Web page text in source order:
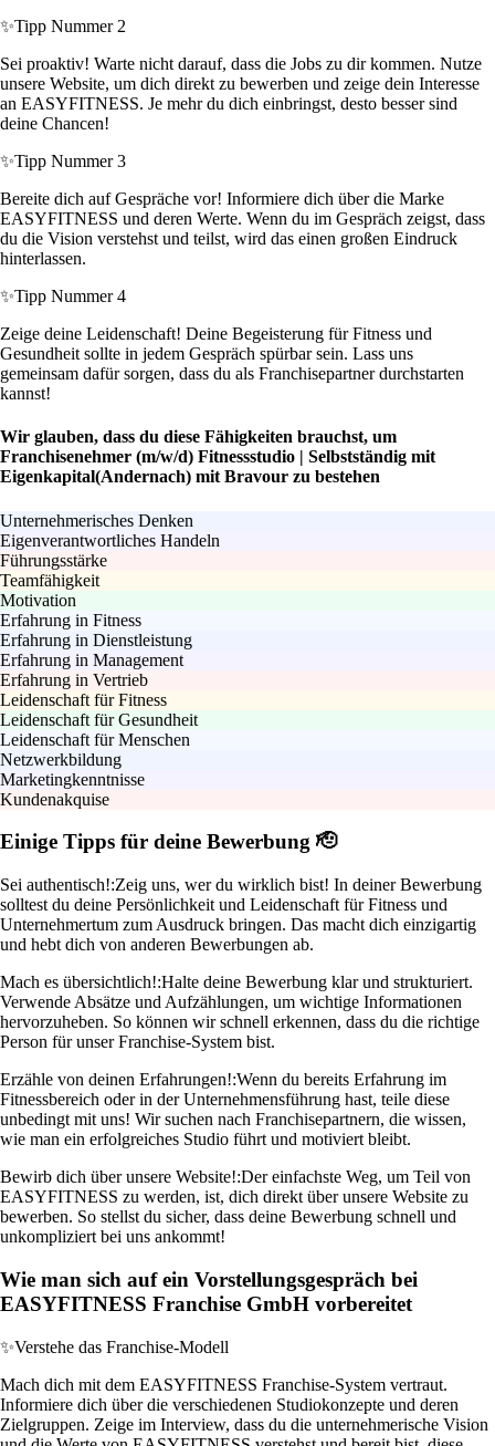
✨Tipp Nummer 2
Sei proaktiv! Warte nicht darauf, dass die Jobs zu dir kommen. Nutze
unsere Website, um dich direkt zu bewerben und zeige dein Interesse
an EASYFITNESS. Je mehr du dich einbringst, desto besser sind
deine Chancen!
✨Tipp Nummer 3
Bereite dich auf Gespräche vor! Informiere dich über die Marke
EASYFITNESS und deren Werte. Wenn du im Gespräch zeigst, dass
du die Vision verstehst und teilst, wird das einen großen Eindruck
hinterlassen.
✨Tipp Nummer 4
Zeige deine Leidenschaft! Deine Begeisterung für Fitness und
Gesundheit sollte in jedem Gespräch spürbar sein. Lass uns
gemeinsam dafür sorgen, dass du als Franchisepartner durchstarten
kannst!
Wir glauben, dass du diese Fähigkeiten brauchst, um
Franchisenehmer (m/w/d) Fitnessstudio | Selbstständig mit
Eigenkapital(Andernach) mit Bravour zu bestehen
Unternehmerisches Denken
Eigenverantwortliches Handeln
Führungsstärke
Teamfähigkeit
Motivation
Erfahrung in Fitness
Erfahrung in Dienstleistung
Erfahrung in Management
Erfahrung in Vertrieb
Leidenschaft für Fitness
Leidenschaft für Gesundheit
Leidenschaft für Menschen
Netzwerkbildung
Marketingkenntnisse
Kundenakquise
Einige Tipps für deine Bewerbung 🫡
Sei authentisch!:Zeig uns, wer du wirklich bist! In deiner Bewerbung
solltest du deine Persönlichkeit und Leidenschaft für Fitness und
Unternehmertum zum Ausdruck bringen. Das macht dich einzigartig
und hebt dich von anderen Bewerbungen ab.
Mach es übersichtlich!:Halte deine Bewerbung klar und strukturiert.
Verwende Absätze und Aufzählungen, um wichtige Informationen
hervorzuheben. So können wir schnell erkennen, dass du die richtige
Person für unser Franchise-System bist.
Erzähle von deinen Erfahrungen!:Wenn du bereits Erfahrung im
Fitnessbereich oder in der Unternehmensführung hast, teile diese
unbedingt mit uns! Wir suchen nach Franchisepartnern, die wissen,
wie man ein erfolgreiches Studio führt und motiviert bleibt.
Bewirb dich über unsere Website!:Der einfachste Weg, um Teil von
EASYFITNESS zu werden, ist, dich direkt über unsere Website zu
bewerben. So stellst du sicher, dass deine Bewerbung schnell und
unkompliziert bei uns ankommt!
Wie man sich auf ein Vorstellungsgespräch bei
EASYFITNESS Franchise GmbH vorbereitet
✨Verstehe das Franchise-Modell
Mach dich mit dem EASYFITNESS Franchise-System vertraut.
Informiere dich über die verschiedenen Studiokonzepte und deren
Zielgruppen. Zeige im Interview, dass du die unternehmerische Vision